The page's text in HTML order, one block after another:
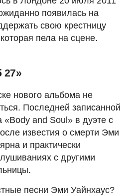
появилась на
свою крестницу
пела на сцене.
27»
нового альбома не
Последней записанной
«Body and Soul» в дуэте с
известия о смерти Эми
и практически
с другими
песни Эми Уайнхаус?